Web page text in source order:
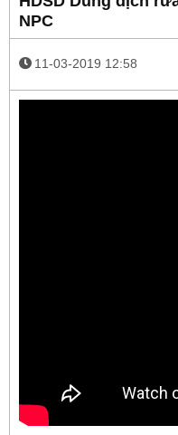
NPC
11-03-2019 12:58